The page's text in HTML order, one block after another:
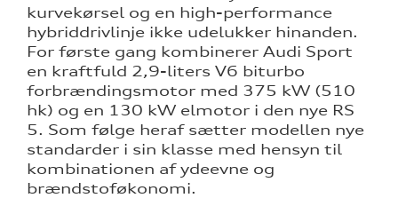
kurvekørsel og en high-performance
hybriddrivlinje ikke udelukker hinanden.
For første gang kombinerer Audi Sport
en kraftfuld 2,9-liters V6 biturbo
forbrændingsmotor med 375 kW (510
hk) og en 130 kW elmotor i den nye RS
5. Som følge heraf sætter modellen nye
standarder i sin klasse med hensyn til
kombinationen af ydeevne og
brændstoføkonomi.